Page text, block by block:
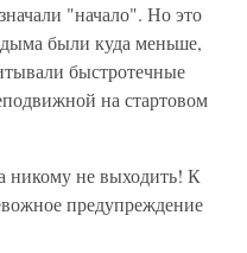
"начало". Но это
были куда меньше,
быстротечные
на стартовом
не выходить! К
предупреждение